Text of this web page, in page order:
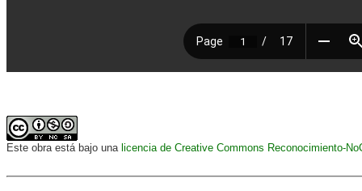
Este obra está bajo una licencia de Creative Commons Reconocimiento-